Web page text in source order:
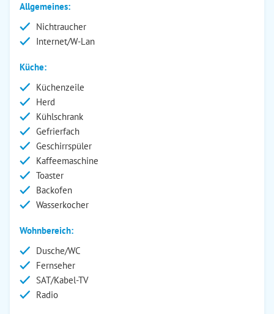
Allgemeines:
Nichtraucher
Internet/W-Lan
Küche:
Küchenzeile
Herd
Kühlschrank
Gefrierfach
Geschirrspüler
Kaffeemaschine
Toaster
Backofen
Wasserkocher
Wohnbereich:
Dusche/WC
Fernseher
SAT/Kabel-TV
Radio